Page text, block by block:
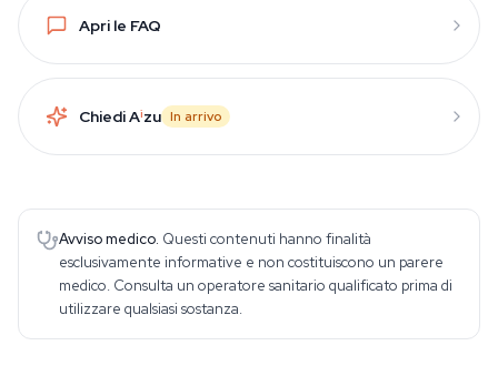
Apri le FAQ
Chiedi Aizu In arrivo
Avviso medico. Questi contenuti hanno finalità
esclusivamente informative e non costituiscono un parere
medico. Consulta un operatore sanitario qualificato prima di
utilizzare qualsiasi sostanza.